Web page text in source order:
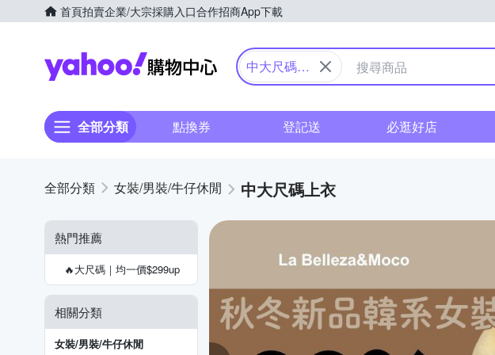
首頁拍賣企業/大宗採購入口合作招商App下載
Yahoo購物中心
中大尺碼上
全部分類 點換券 登記送 必逛好店
女裝/男裝/牛仔休閒 中大尺碼上衣
熱門推薦
🔥大尺碼｜均一價$299up
相關分類
女裝/男裝/牛仔休閒